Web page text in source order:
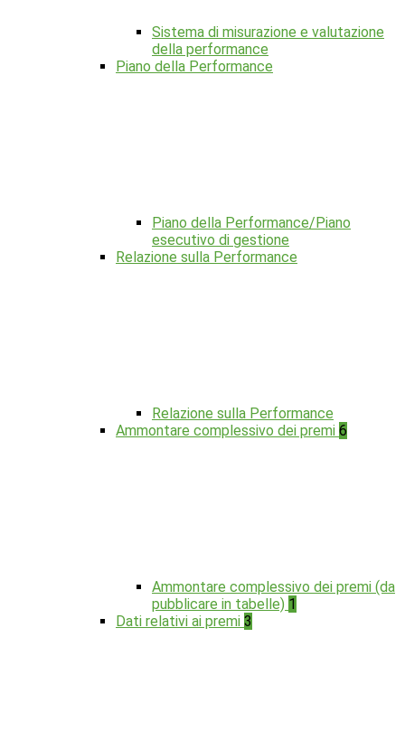
Sistema di misurazione e valutazione
della performance
Piano della Performance
Piano della Performance/Piano
esecutivo di gestione
Relazione sulla Performance
Relazione sulla Performance
Ammontare complessivo dei premi 6
Ammontare complessivo dei premi (da
pubblicare in tabelle) 1
Dati relativi ai premi 3